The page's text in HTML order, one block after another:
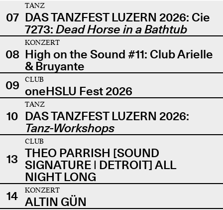
07
TANZ
DAS TANZFEST LUZERN 2026: Cie
7273: Dead Horse in a Bathtub
08
KONZERT
High on the Sound #11: Club Arielle
& Bruyante
09
CLUB
oneHSLU Fest 2026
10
TANZ
DAS TANZFEST LUZERN 2026:
Tanz-Workshops
13
CLUB
THEO PARRISH [SOUND
SIGNATURE | DETROIT] ALL
NIGHT LONG
14
KONZERT
ALTIN GÜN